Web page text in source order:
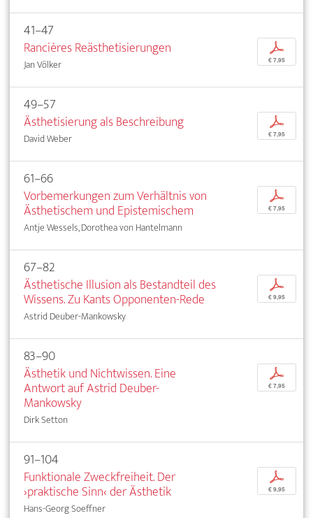
41–47
Rancières Reästhetisierungen
Jan Völker
p
€ 7,95
49–57
Ästhetisierung als Beschreibung
David Weber
p
€ 7,95
61–66
Vorbemerkungen zum Verhältnis von
Ästhetischem und Epistemischem
Antje Wessels, Dorothea von Hantelmann
p
€ 7,95
67–82
Ästhetische Illusion als Bestandteil des
Wissens. Zu Kants Opponenten-Rede
Astrid Deuber-Mankowsky
p
€ 9,95
83–90
Ästhetik und Nichtwissen. Eine
Antwort auf Astrid Deuber-
Mankowsky
Dirk Setton
p
€ 7,95
91–104
Funktionale Zweckfreiheit. Der
›praktische Sinn‹ der Ästhetik
Hans-Georg Soeffner
p
€ 9,95